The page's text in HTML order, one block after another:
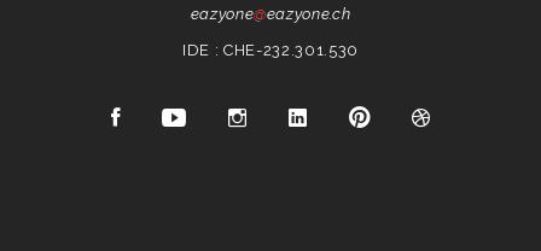
eazyone@eazyone.ch
IDE : CHE-232.301.530